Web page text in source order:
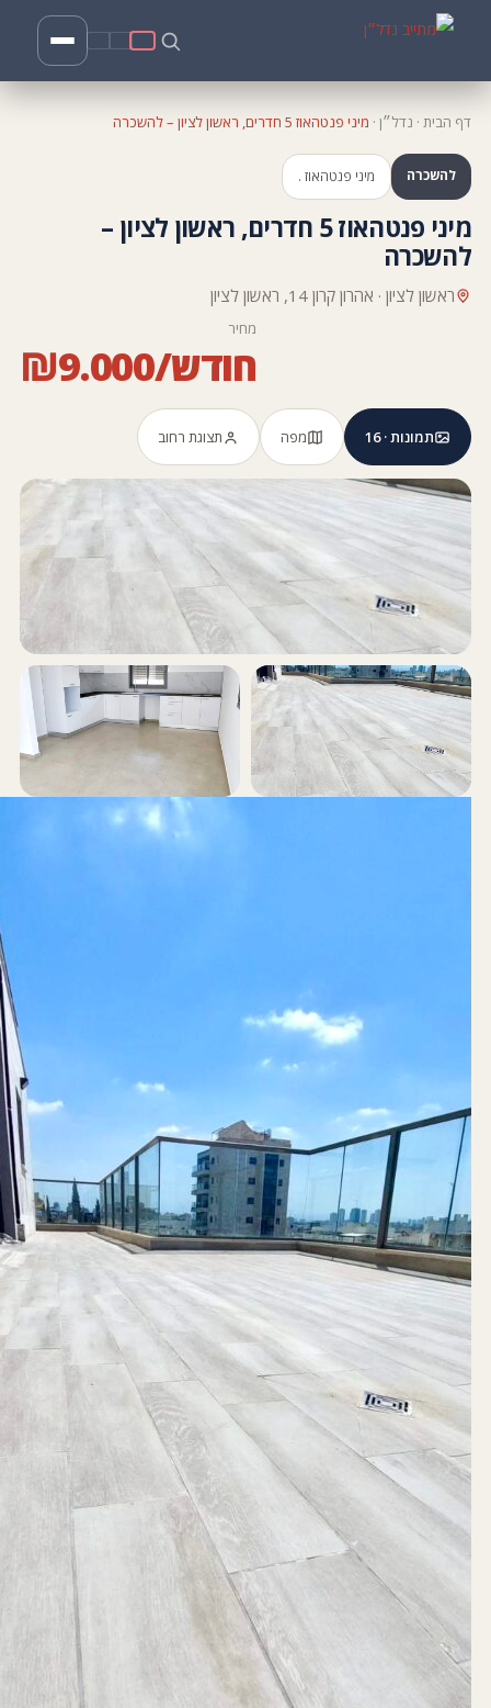
דף הבית · נדל״ן · מיני פנטהאוז 5 חדרים, ראשון לציון – להשכרה
להשכרה מיני פנטהאוז .
מיני פנטהאוז 5 חדרים, ראשון לציון –
להשכרה
ראשון לציון · אהרון קרון 14, ראשון לציון
מחיר
₪9.000/חודש
תמונות · 16 מפה תצוגת רחוב